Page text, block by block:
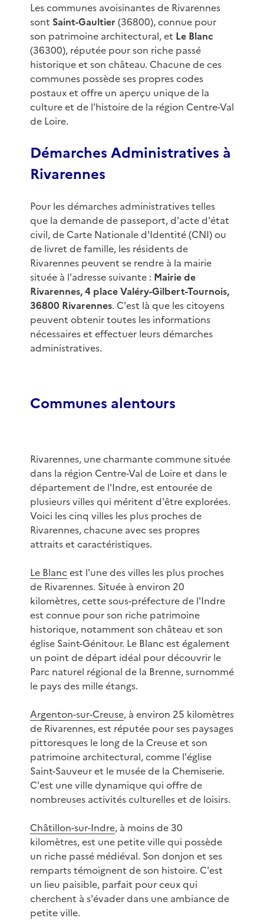
Les communes avoisinantes de Rivarennes
sont Saint-Gaultier (36800), connue pour
son patrimoine architectural, et Le Blanc
(36300), réputée pour son riche passé
historique et son château. Chacune de ces
communes possède ses propres codes
postaux et offre un aperçu unique de la
culture et de l'histoire de la région Centre-Val
de Loire.
Démarches Administratives à
Rivarennes
Pour les démarches administratives telles
que la demande de passeport, d'acte d'état
civil, de Carte Nationale d'Identité (CNI) ou
de livret de famille, les résidents de
Rivarennes peuvent se rendre à la mairie
située à l'adresse suivante : Mairie de
Rivarennes, 4 place Valéry-Gilbert-Tournois,
36800 Rivarennes. C'est là que les citoyens
peuvent obtenir toutes les informations
nécessaires et effectuer leurs démarches
administratives.
Communes alentours
Rivarennes, une charmante commune située
dans la région Centre-Val de Loire et dans le
département de l'Indre, est entourée de
plusieurs villes qui méritent d'être explorées.
Voici les cinq villes les plus proches de
Rivarennes, chacune avec ses propres
attraits et caractéristiques.
Le Blancest l'une des villes les plus proches
de Rivarennes. Située à environ 20
kilomètres, cette sous-préfecture de l'Indre
est connue pour son riche patrimoine
historique, notamment son château et son
église Saint-Génitour. Le Blanc est également
un point de départ idéal pour découvrir le
Parc naturel régional de la Brenne, surnommé
le pays des mille étangs.
Argenton-sur-Creuse, à environ 25 kilomètres
de Rivarennes, est réputée pour ses paysages
pittoresques le long de la Creuse et son
patrimoine architectural, comme l'église
Saint-Sauveur et le musée de la Chemiserie.
C'est une ville dynamique qui offre de
nombreuses activités culturelles et de loisirs.
Châtillon-sur-Indre, à moins de 30
kilomètres, est une petite ville qui possède
un riche passé médiéval. Son donjon et ses
remparts témoignent de son histoire. C'est
un lieu paisible, parfait pour ceux qui
cherchent à s'évader dans une ambiance de
petite ville.